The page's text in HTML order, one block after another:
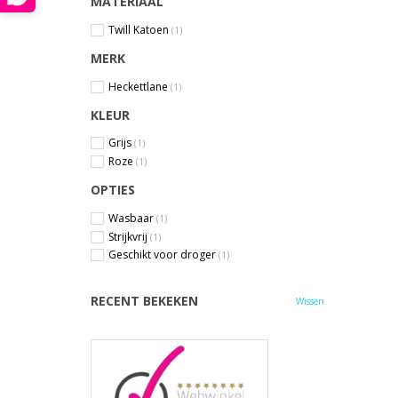
Twill Katoen (1)
MERK
Heckettlane (1)
KLEUR
Grijs (1)
Roze (1)
OPTIES
Wasbaar (1)
Strijkvrij (1)
Geschikt voor droger (1)
RECENT BEKEKEN Wissen